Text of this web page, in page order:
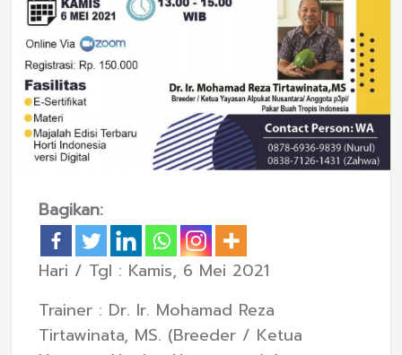
Bagikan:
Hari / Tgl : Kamis, 6 Mei 2021
Trainer : Dr. Ir. Mohamad Reza
Tirtawinata, MS. (Breeder / Ketua